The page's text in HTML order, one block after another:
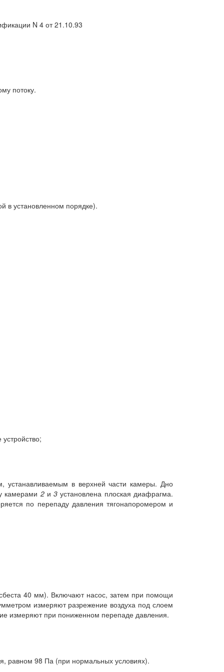
N 4 от 21.10.93
потоку.
в установленном порядке).
устанавливаемым в верхней части камеры. Дно
камерами 2и3 установлена плоская диафрагма.
по перепаду давления тягонапоромером и
40 мм). Включают насос, затем при помощи
измеряют разрежение воздуха под слоем
измеряют при пониженном перепаде давления.
равном 98 Па (при нормальных условиях).